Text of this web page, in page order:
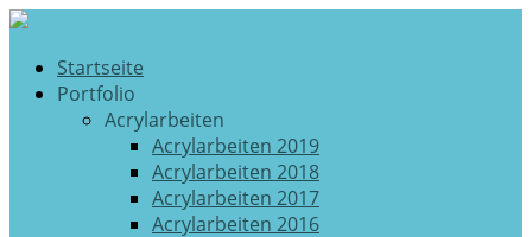
Startseite
Portfolio
Acrylarbeiten
Acrylarbeiten 2019
Acrylarbeiten 2018
Acrylarbeiten 2017
Acrylarbeiten 2016